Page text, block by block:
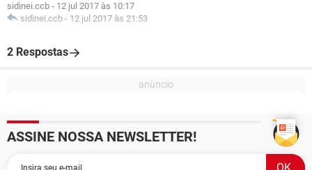
sidinei.ccb - 12 jul 2017 às 10:17
sidinei.ccb - 12 jul 2017 às 21:53
2 Respostas
ASSINE NOSSA NEWSLETTER!